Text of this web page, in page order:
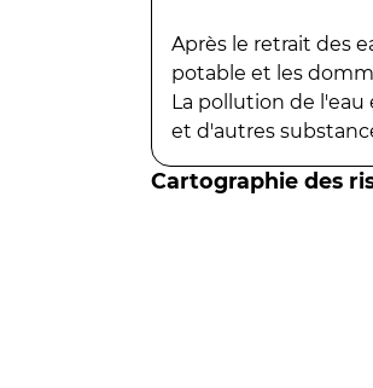
Après le retrait des
potable et les
La pollution de
et d'autres
Cartographie des